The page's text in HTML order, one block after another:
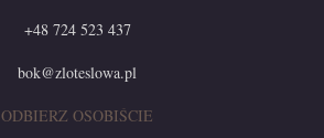
+48 724 523 437
bok@zloteslowa.pl
ODBIERZ OSOBIŚCIE